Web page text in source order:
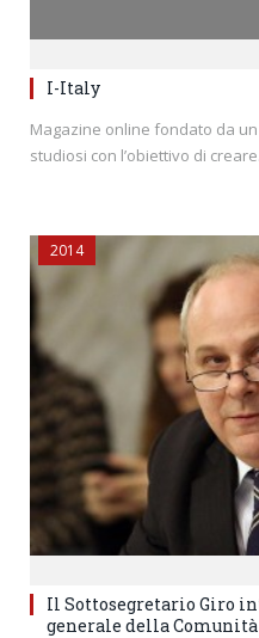
I-Italy
Magazine online fondato da
studiosi con l’obiettivo di
2014
Il Sottosegretario Giro
generale della